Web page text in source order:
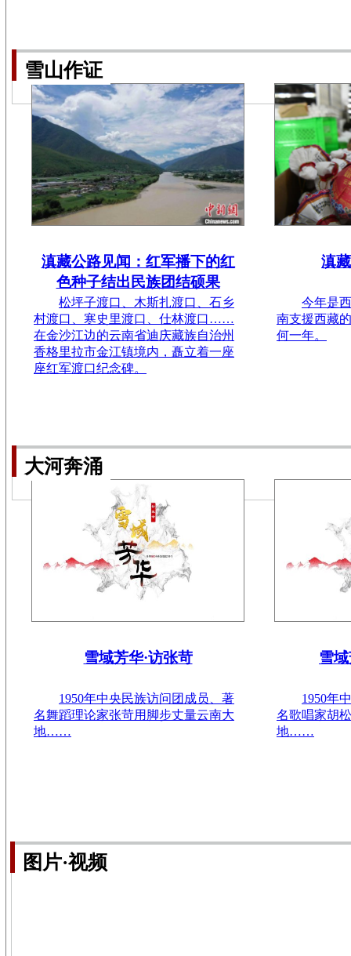
雪山作证
滇藏公路见闻：红军播下的红
色种子结出民族团结硕果
松坪子渡口、木斯扎渡口、石乡
村渡口、寒史里渡口、仕林渡口……
在金沙江边的云南省迪庆藏族自治州
香格里拉市金江镇境内，矗立着一座
座红军渡口纪念碑。
滇
今年是
南支援西藏
何一年。
大河奔涌
雪域芳华·访张苛
1950年中央民族访问团成员、著
名舞蹈理论家张苛用脚步丈量云南大
地……
雪
1950年
名歌唱家胡
地……
图片·视频